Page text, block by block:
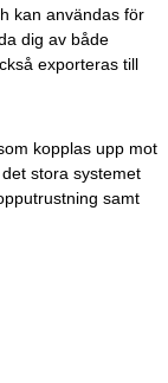
kan användas för
dig av både
exporteras till
kopplas upp mot
stora systemet
samt